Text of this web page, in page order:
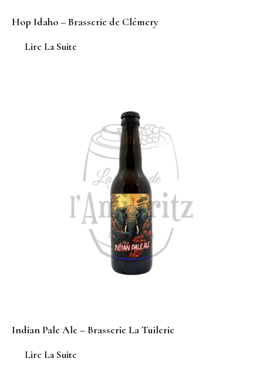
Hop Idaho – Brasserie de Clémery
Lire La Suite
Indian Pale Ale – Brasserie La Tuilerie
Lire La Suite